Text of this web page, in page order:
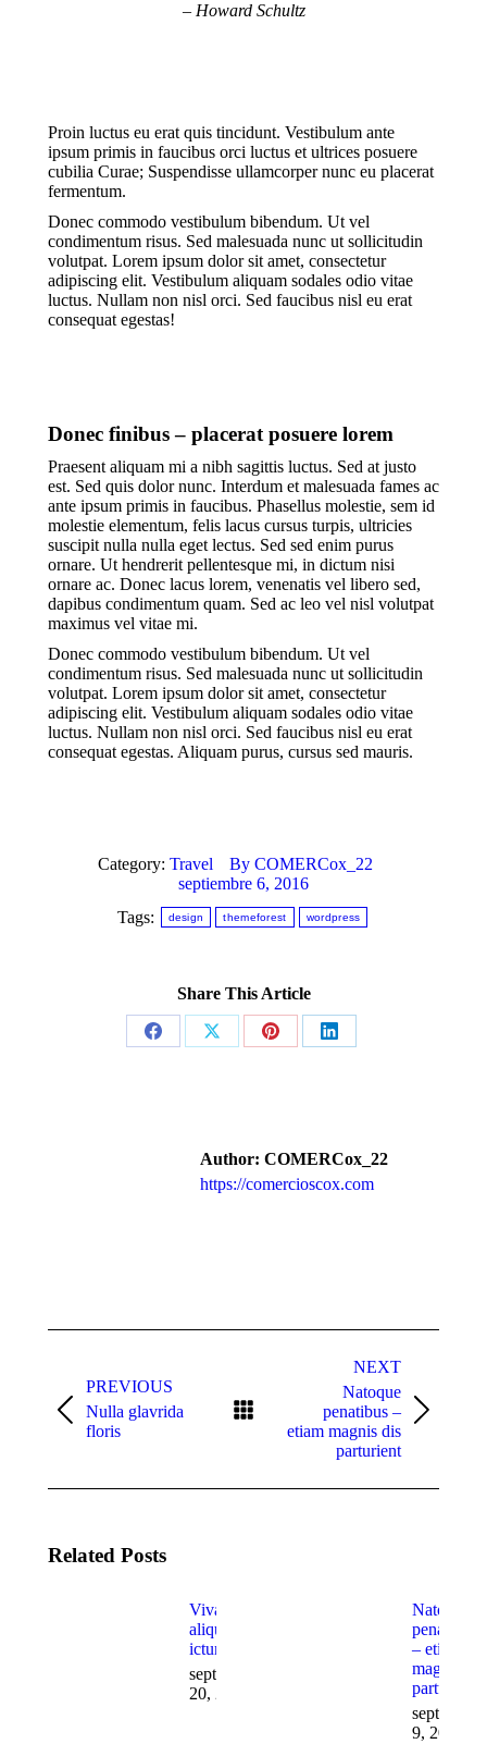
– Howard Schultz
Proin luctus eu erat quis tincidunt. Vestibulum ante
ipsum primis in faucibus orci luctus et ultrices posuere
cubilia Curae; Suspendisse ullamcorper nunc eu placerat
fermentum.
Donec commodo vestibulum bibendum. Ut vel
condimentum risus. Sed malesuada nunc ut sollicitudin
volutpat. Lorem ipsum dolor sit amet, consectetur
adipiscing elit. Vestibulum aliquam sodales odio vitae
luctus. Nullam non nisl orci. Sed faucibus nisl eu erat
consequat egestas!
Donec finibus – placerat posuere lorem
Praesent aliquam mi a nibh sagittis luctus. Sed at justo
est. Sed quis dolor nunc. Interdum et malesuada fames ac
ante ipsum primis in faucibus. Phasellus molestie, sem id
molestie elementum, felis lacus cursus turpis, ultricies
suscipit nulla nulla eget lectus. Sed sed enim purus
ornare. Ut hendrerit pellentesque mi, in dictum nisi
ornare ac. Donec lacus lorem, venenatis vel libero sed,
dapibus condimentum quam. Sed ac leo vel nisl volutpat
maximus vel vitae mi.
Donec commodo vestibulum bibendum. Ut vel
condimentum risus. Sed malesuada nunc ut sollicitudin
volutpat. Lorem ipsum dolor sit amet, consectetur
adipiscing elit. Vestibulum aliquam sodales odio vitae
luctus. Nullam non nisl orci. Sed faucibus nisl eu erat
consequat egestas. Aliquam purus, cursus sed mauris.
Category: Travel By COMERCox_22
septiembre 6, 2016
Tags:
design themeforest wordpress
Share This Article
Share
Share
Share
Share
Author: COMERCox_22
https://comercioscox.com
PREVIOUS
Previous
post:
Nulla glavrida
floris
NEXT
post:
Natoque
penatibus –
etiam magnis dis
parturient
Related Posts
Vivamus
aliquam
ictum
septiembre
20, 2016
Natoque
penatibus
– etiam
magnis dis
parturient
septiembre
9, 2016